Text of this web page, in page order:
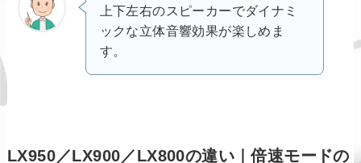
上下左右のスピーカーでダイナミ
ックな立体音響効果が楽しめま
す。
LX950／LX900／LX800の違い｜倍速モードの